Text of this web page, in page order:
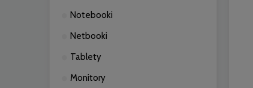
Notebooki
Netbooki
Tablety
Monitory